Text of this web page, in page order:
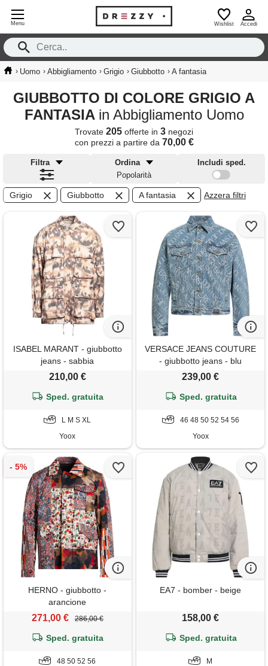
Menu Wishlist Accedi
› Uomo › Abbigliamento › Grigio › Giubbotto › A fantasia
GIUBBOTTO DI COLORE GRIGIO A
FANTASIA in Abbigliamento Uomo
Trovate 205 offerte in 3 negozi
con prezzi a partire da 70,00 €
Filtra
Ordina
Popolarità
Includi sped.
Grigio Giubbotto A fantasia Azzera filtri
ISABEL MARANT - giubbotto
jeans - sabbia
210,00 €
Sped. gratuita
L M S XL
Yoox
VERSACE JEANS COUTURE
- giubbotto jeans - blu
239,00 €
Sped. gratuita
46 48 50 52 54 56
Yoox
HERNO - giubbotto -
arancione
271,00 € 286,00 €
Sped. gratuita
48 50 52 56
EA7 - bomber - beige
158,00 €
Sped. gratuita
M